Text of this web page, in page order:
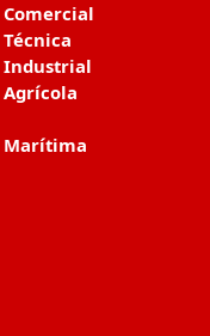
Industrial
Marítima